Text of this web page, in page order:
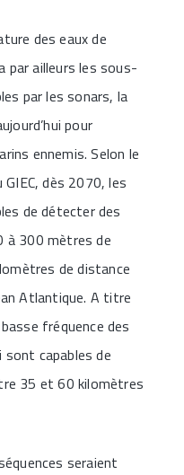
des eaux de
par ailleurs les sous-
par les sonars, la
pour
ennemis. Selon le
dès 2070, les
de détecter des
à 300 mètres de
de distance
Atlantique. A titre
fréquence des
sont capables de
35 et 60 kilomètres
seraient